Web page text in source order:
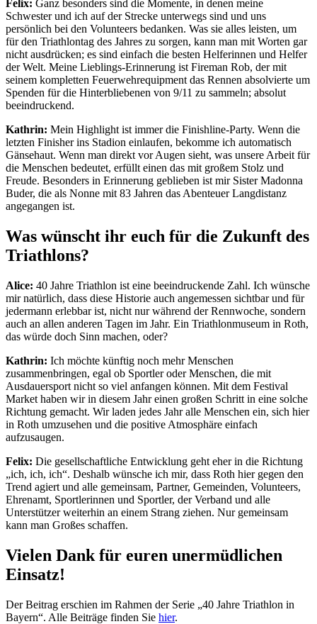
Felix: Ganz besonders sind die Momente, in denen meine
Schwester und ich auf der Strecke unterwegs sind und uns
persönlich bei den Volunteers bedanken. Was sie alles leisten, um
für den Triathlontag des Jahres zu sorgen, kann man mit Worten gar
nicht ausdrücken; es sind einfach die besten Helferinnen und Helfer
der Welt. Meine Lieblings-Erinnerung ist Fireman Rob, der mit
seinem kompletten Feuerwehrequipment das Rennen absolvierte um
Spenden für die Hinterbliebenen von 9/11 zu sammeln; absolut
beeindruckend.
Kathrin: Mein Highlight ist immer die Finishline-Party. Wenn die
letzten Finisher ins Stadion einlaufen, bekomme ich automatisch
Gänsehaut. Wenn man direkt vor Augen sieht, was unsere Arbeit für
die Menschen bedeutet, erfüllt einen das mit großem Stolz und
Freude. Besonders in Erinnerung geblieben ist mir Sister Madonna
Buder, die als Nonne mit 83 Jahren das Abenteuer Langdistanz
angegangen ist.
Was wünscht ihr euch für die Zukunft des
Triathlons?
Alice: 40 Jahre Triathlon ist eine beeindruckende Zahl. Ich wünsche
mir natürlich, dass diese Historie auch angemessen sichtbar und für
jedermann erlebbar ist, nicht nur während der Rennwoche, sondern
auch an allen anderen Tagen im Jahr. Ein Triathlonmuseum in Roth,
das würde doch Sinn machen, oder?
Kathrin: Ich möchte künftig noch mehr Menschen
zusammenbringen, egal ob Sportler oder Menschen, die mit
Ausdauersport nicht so viel anfangen können. Mit dem Festival
Market haben wir in diesem Jahr einen großen Schritt in eine solche
Richtung gemacht. Wir laden jedes Jahr alle Menschen ein, sich hier
in Roth umzusehen und die positive Atmosphäre einfach
aufzusaugen.
Felix: Die gesellschaftliche Entwicklung geht eher in die Richtung
„ich, ich, ich“. Deshalb wünsche ich mir, dass Roth hier gegen den
Trend agiert und alle gemeinsam, Partner, Gemeinden, Volunteers,
Ehrenamt, Sportlerinnen und Sportler, der Verband und alle
Unterstützer weiterhin an einem Strang ziehen. Nur gemeinsam
kann man Großes schaffen.
Vielen Dank für euren unermüdlichen
Einsatz!
Der Beitrag erschien im Rahmen der Serie „40 Jahre Triathlon in
Bayern“. Alle Beiträge finden Sie hier.